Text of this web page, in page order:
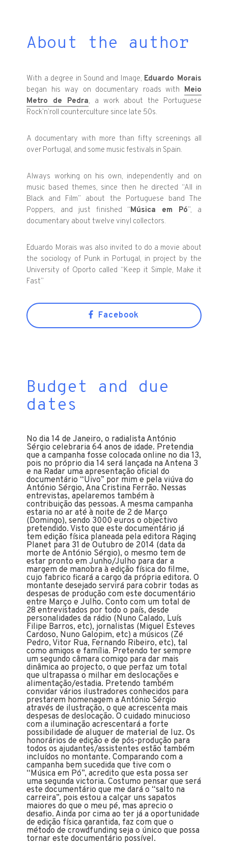
About the author
With a degree in Sound and Image, Eduardo Morais
began his way on documentary roads with Meio
Metro de Pedra, a work about the Portuguese
Rock’n’roll counterculture since late 50s.
A documentary with more than fifty screenings all
over Portugal, and some music festivals in Spain.
Always working on his own, independently and on
music based themes, since then he directed “All in
Black and Film” about the Portuguese band The
Poppers, and just finished “Música em Pó”, a
documentary about twelve vinyl collectors.
Eduardo Morais was also invited to do a movie about
the sociology of Punk in Portugal, in project by the
University of Oporto called “Keep it Simple, Make it
Fast”
Facebook
Budget and due
dates
No dia 14 de Janeiro, o radialista António
Sérgio celebraria 64 anos de idade. Pretendia
que a campanha fosse colocada online no dia 13,
pois no próprio dia 14 será lançada na Antena 3
e na Radar uma apresentação oficial do
documentário “Uivo” por mim e pela viúva do
António Sérgio, Ana Cristina Ferrão. Nessas
entrevistas, apelaremos também à
contribuição das pessoas. A mesma campanha
estaria no ar até à noite de 2 de Março
(Domingo), sendo 3000 euros o objectivo
pretendido. Visto que este documentário já
tem edição física planeada pela editora Raging
Planet para 31 de Outubro de 2014 (data da
morte de António Sérgio), o mesmo tem de
estar pronto em Junho/Julho para dar a
margem de manobra à edição física do filme,
cujo fabrico ficará a cargo da própria editora. O
montante desejado servirá para cobrir todas as
despesas de produção com este documentário
entre Março e Julho. Conto com um total de
28 entrevistados por todo o país, desde
personalidades da rádio (Nuno Calado, Luís
Filipe Barros, etc), jornalistas (Miguel Esteves
Cardoso, Nuno Galopim, etc) a músicos (Zé
Pedro, Vitor Rua, Fernando Ribeiro, etc), tal
como amigos e família. Pretendo ter sempre
um segundo câmara comigo para dar mais
dinâmica ao projecto, o que perfaz um total
que ultrapassa o milhar em deslocações e
alimentação/estadia. Pretendo também
convidar vários ilustradores conhecidos para
prestarem homenagem a António Sérgio
através de ilustração, o que acrescenta mais
despesas de deslocação. O cuidado minucioso
com a iluminação acrescentará a forte
possibilidade de aluguer de material de luz. Os
honorários de edição e de pós-produção para
todos os ajudantes/assistentes estão também
incluídos no montante. Comparando com a
campanha bem sucedida que tive com o
“Música em Pó”, acredito que esta possa ser
uma segunda victoria. Costumo pensar que será
este documentário que me dará o “salto na
carreira”, pois estou a calçar uns sapatos
maiores do que o meu pé, mas aprecio o
desafio. Ainda por cima ao ter já a oportunidade
de edição física garantida, faz com que o
método de crowdfunding seja o único que possa
tornar este documentário possível.